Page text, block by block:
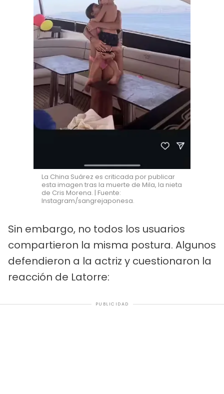
La China Suárez es criticada por publicar
esta imagen tras la muerte de Mila, la nieta
de Cris Morena. | Fuente:
Instagram/sangrejaponesa.
Sin embargo, no todos los usuarios
compartieron la misma postura. Algunos
defendieron a la actriz y cuestionaron la
reacción de Latorre:
PUBLICIDAD